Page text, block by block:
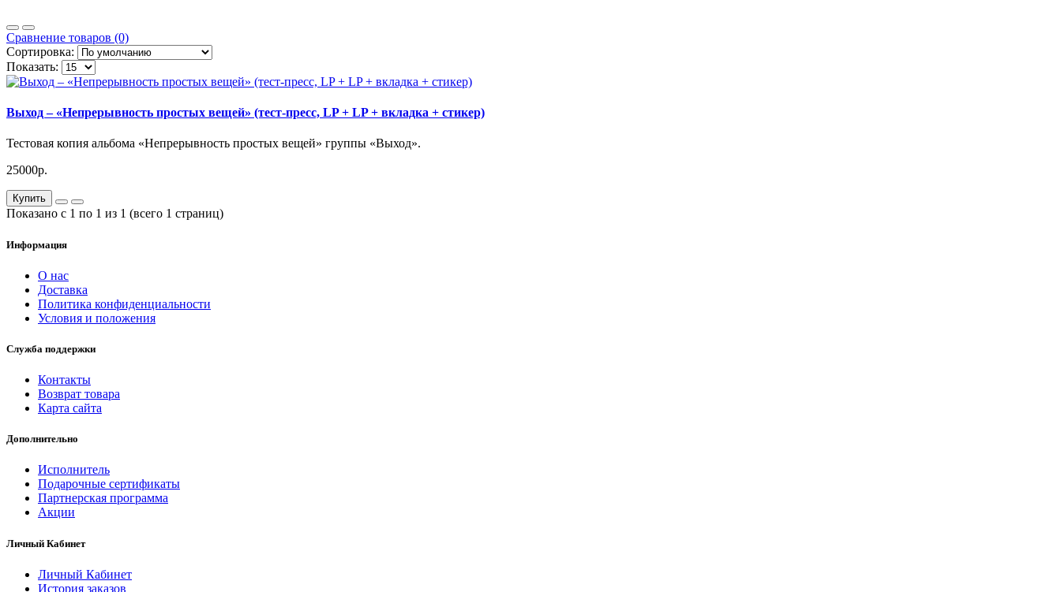
Сравнение товаров (0)
Сортировка:
Показать:
Выход – «Непрерывность простых вещей» (тест-пресс, LP + LP + вкладка + стикер)
Тестовая копия альбома «Непрерывность простых вещей» группы «Выход».
25000р.
Купить
Показано с 1 по 1 из 1 (всего 1 страниц)
Информация
О нас
Доставка
Политика конфиденциальности
Условия и положения
Служба поддержки
Контакты
Возврат товара
Карта сайта
Дополнительно
Исполнитель
Подарочные сертификаты
Партнерская программа
Акции
Личный Кабинет
Личный Кабинет
История заказов